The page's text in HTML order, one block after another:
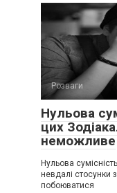
Розваги
Нульова
цих
неможливе
Нульова
невдалі стосунки
побоюватися